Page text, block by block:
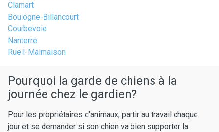
Clamart
Boulogne-Billancourt
Courbevoie
Nanterre
Rueil-Malmaison
Pourquoi la garde de chiens à la
journée chez le gardien?
Pour les propriétaires d'animaux, partir au travail chaque
jour et se demander si son chien va bien supporter la